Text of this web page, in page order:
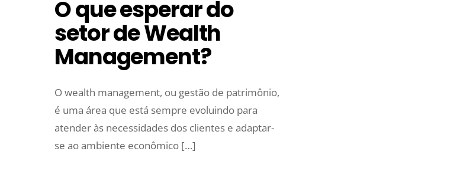
O que esperar do
setor de Wealth
Management?
O wealth management, ou gestão de patrimônio,
é uma área que está sempre evoluindo para
atender às necessidades dos clientes e adaptar-
se ao ambiente econômico […]